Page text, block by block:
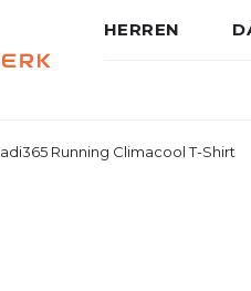
HERREN
adi365 Running Climacool T-Shirt